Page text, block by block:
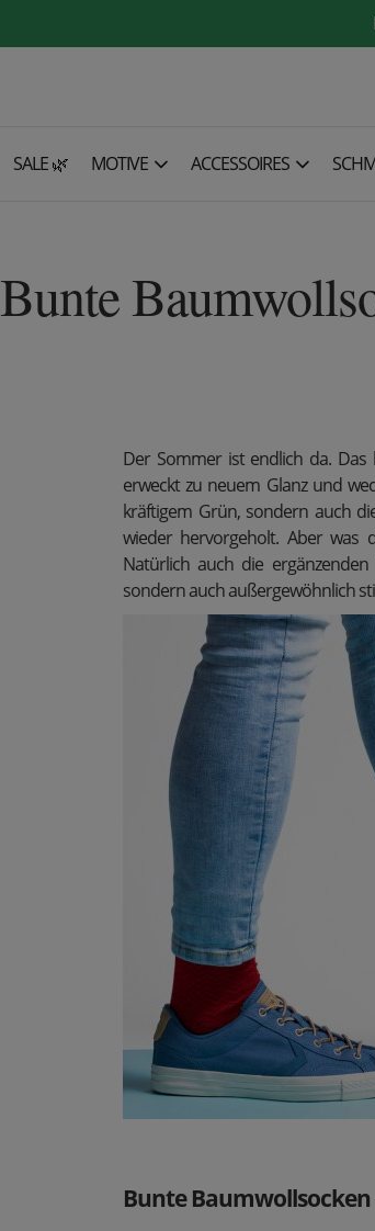
SALE 🌿 MOTIVE ACCESSOIRES
Bunte
Der Sommer ist endlich da.
erweckt zu neuem Glanz und
kräftigem Grün, sondern auch
wieder hervorgeholt. Aber was
Natürlich auch die
sondern auch außergewöhnlich
Bunte